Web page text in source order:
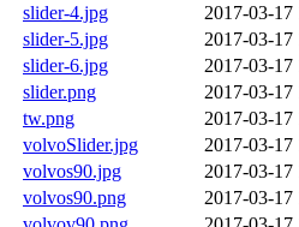
slider-4.jpg
2017-03-17
slider-5.jpg
2017-03-17
slider-6.jpg
2017-03-17
slider.png
2017-03-17
tw.png
2017-03-17
volvoSlider.jpg
2017-03-17
volvos90.jpg
2017-03-17
volvos90.png
2017-03-17